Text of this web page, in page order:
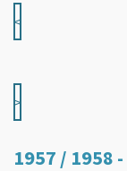
<
>
1957 / 1958